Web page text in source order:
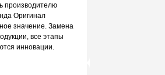
производителю
Оригинал
значение. Замена
все этапы
инновации.